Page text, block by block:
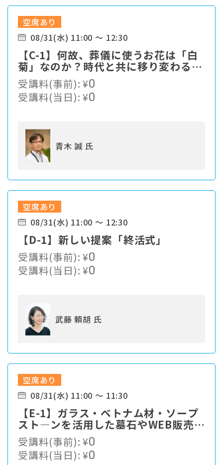
空席あり
08/31(水) 11:00 ～ 12:30
【C-1】何故、葬儀に使うお花は「白
菊」なのか？時代と共に移り変わる顧
客ニーズの中、我々、葬儀社は現状の
ままで生き残れるのか・・・
受講料(事前):¥0
受講料(当日):¥0
青木 誠 氏
空席あり
08/31(水) 11:00 ～ 12:30
【D-1】新しい提案「終活式」
受講料(事前):¥0
受講料(当日):¥0
武藤 頼胡 氏
空席あり
08/31(水) 11:00 ～ 11:30
【E-1】ガラス・ベトナム材・ソープ
スト―ンを活用した墓石やWEB販売出
来るグッズの紹介。
受講料(事前):¥0
受講料(当日):¥0